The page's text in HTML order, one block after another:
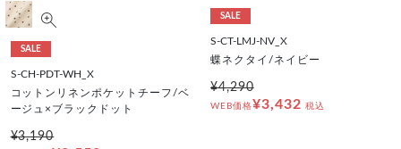
SALE
S-CH-PDT-WH_X
コットンリネンポケットチーフ/ベ
ージュ×ブラックドット
¥3,190
SALE
S-CT-LMJ-NV_X
蝶ネクタイ/ネイビー
¥4,290
WEB価格¥3,432 税込